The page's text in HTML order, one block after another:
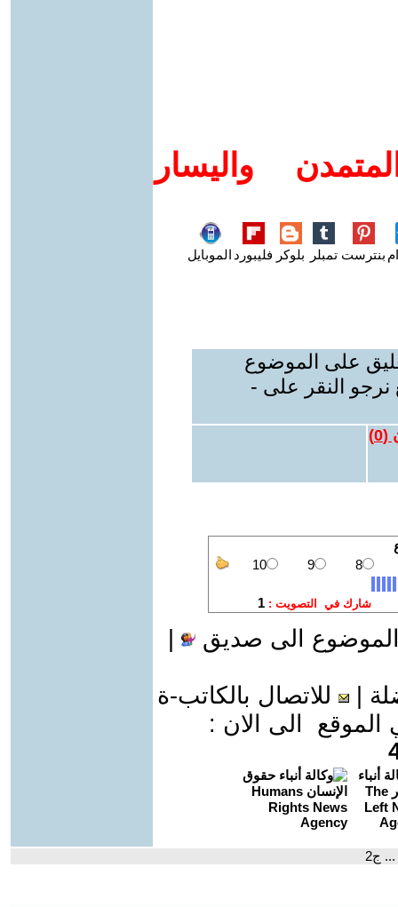
واليسار
بنترست تمبلر بلوكر فليبورد الموبايل
على الموضوع
نرجو النقر على -
(
0
)
الى صديق
للاتصال بالكاتب-ة
الى الان :
ج2